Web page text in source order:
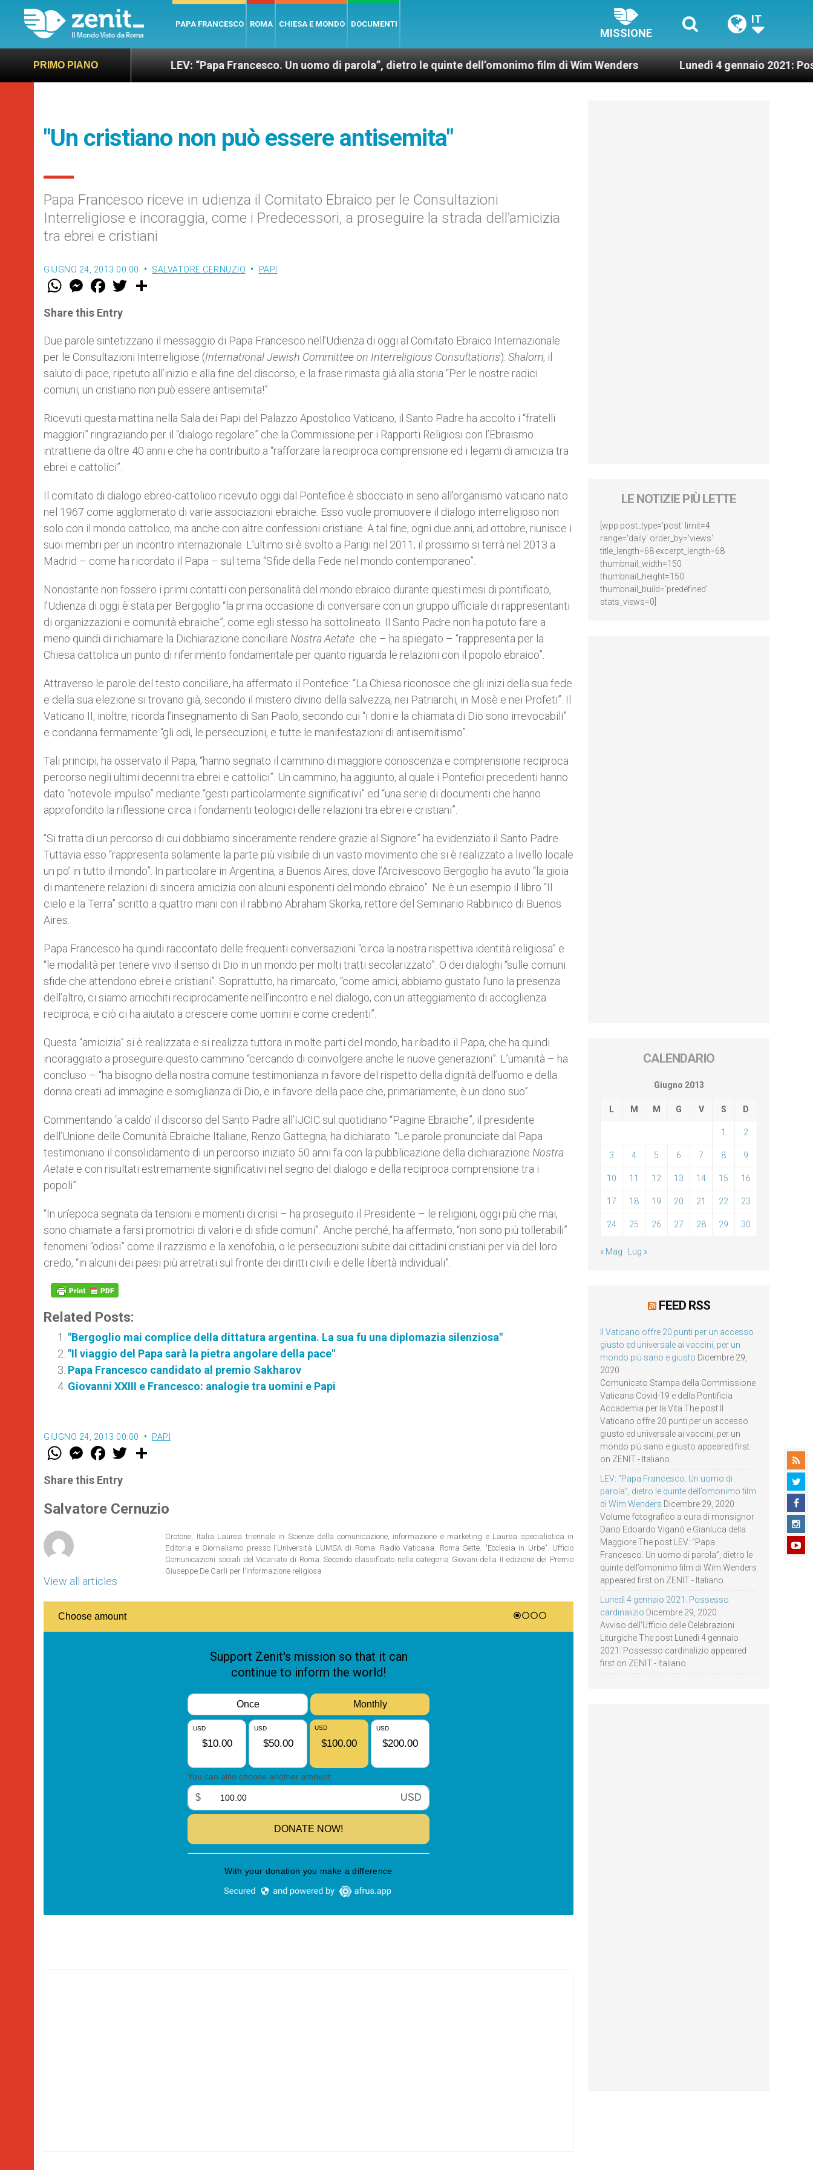
PAPA FRANCESCO ROMA CHIESA E MONDO DOCUMENTI
MISSIONE
IT
PRIMO PIANO
sano e giusto LEV: “Papa Francesco. Un uomo di parola”, dietro le quinte dell’omonimo film di Wim Wenders Lunedì 4 gennaio 2021: Possesso
"Un cristiano non può essere antisemita"
Papa Francesco riceve in udienza il Comitato Ebraico per le Consultazioni
Interreligiose e incoraggia, come i Predecessori, a proseguire la strada dell’amicizia
tra ebrei e cristiani
GIUGNO 24, 2013 00:00 SALVATORE CERNUZIO PAPI
W
t
s
p
p
M
e
s
e
g
e
r
F
a
e
b
o
k
w
r
Share this Entry
Due parole sintetizzano il messaggio di Papa Francesco nell’Udienza di oggi al Comitato Ebraico Internazionale
per le Consultazioni Interreligiose (International Jewish Committee on Interreligious Consultations): Shalom, il
saluto di pace, ripetuto all’inizio e alla fine del discorso, e la frase rimasta già alla storia “Per le nostre radici
comuni, un cristiano non può essere antisemita!”.
Ricevuti questa mattina nella Sala dei Papi del Palazzo Apostolico Vaticano, il Santo Padre ha accolto i “fratelli
maggiori” ringraziando per il “dialogo regolare” che la Commissione per i Rapporti Religiosi con l’Ebraismo
intrattiene da oltre 40 anni e che ha contribuito a “rafforzare la reciproca comprensione ed i legami di amicizia tra
ebrei e cattolici”.
Il comitato di dialogo ebreo-cattolico ricevuto oggi dal Pontefice è sbocciato in seno all’organismo vaticano nato
nel 1967 come agglomerato di varie associazioni ebraiche. Esso vuole promuovere il dialogo interreligioso non
solo con il mondo cattolico, ma anche con altre confessioni cristiane. A tal fine, ogni due anni, ad ottobre, riunisce i
suoi membri per un incontro internazionale. L’ultimo si è svolto a Parigi nel 2011; il prossimo si terrà nel 2013 a
Madrid – come ha ricordato il Papa – sul tema “Sfide della Fede nel mondo contemporaneo”.
Nonostante non fossero i primi contatti con personalità del mondo ebraico durante questi mesi di pontificato,
l’Udienza di oggi è stata per Bergoglio “la prima occasione di conversare con un gruppo ufficiale di rappresentanti
di organizzazioni e comunità ebraiche”, come egli stesso ha sottolineato. Il Santo Padre non ha potuto fare a
meno quindi di richiamare la Dichiarazione conciliare Nostra Aetate che – ha spiegato – “rappresenta per la
Chiesa cattolica un punto di riferimento fondamentale per quanto riguarda le relazioni con il popolo ebraico”.
Attraverso le parole del testo conciliare, ha affermato il Pontefice: “La Chiesa riconosce che gli inizi della sua fede
e della sua elezione si trovano già, secondo il mistero divino della salvezza, nei Patriarchi, in Mosè e nei Profeti”. Il
Vaticano II, inoltre, ricorda l’insegnamento di San Paolo, secondo cui “i doni e la chiamata di Dio sono irrevocabili”
e condanna fermamente “gli odi, le persecuzioni, e tutte le manifestazioni di antisemitismo”.
Tali principi, ha osservato il Papa, “hanno segnato il cammino di maggiore conoscenza e comprensione reciproca
percorso negli ultimi decenni tra ebrei e cattolici”. Un cammino, ha aggiunto, al quale i Pontefici precedenti hanno
dato “notevole impulso” mediante “gesti particolarmente significativi” ed “una serie di documenti che hanno
approfondito la riflessione circa i fondamenti teologici delle relazioni tra ebrei e cristiani”.
“Si tratta di un percorso di cui dobbiamo sinceramente rendere grazie al Signore” ha evidenziato il Santo Padre.
Tuttavia esso “rappresenta solamente la parte più visibile di un vasto movimento che si è realizzato a livello locale
un po’ in tutto il mondo”. In particolare in Argentina, a Buenos Aires, dove l’Arcivescovo Bergoglio ha avuto “la gioia
di mantenere relazioni di sincera amicizia con alcuni esponenti del mondo ebraico”. Ne è un esempio il libro “Il
cielo e la Terra” scritto a quattro mani con il rabbino Abraham Skorka, rettore del Seminario Rabbinico di Buenos
Aires.
Papa Francesco ha quindi raccontato delle frequenti conversazioni “circa la nostra rispettiva identità religiosa” e
“le modalità per tenere vivo il senso di Dio in un mondo per molti tratti secolarizzato”. O dei dialoghi “sulle comuni
sfide che attendono ebrei e cristiani”. Soprattutto, ha rimarcato, “come amici, abbiamo gustato l’uno la presenza
dell’altro, ci siamo arricchiti reciprocamente nell’incontro e nel dialogo, con un atteggiamento di accoglienza
reciproca, e ciò ci ha aiutato a crescere come uomini e come credenti”.
Questa “amicizia” si è realizzata e si realizza tuttora in molte parti del mondo, ha ribadito il Papa, che ha quindi
incoraggiato a proseguire questo cammino “cercando di coinvolgere anche le nuove generazioni”. L’umanità – ha
concluso – “ha bisogno della nostra comune testimonianza in favore del rispetto della dignità dell’uomo e della
donna creati ad immagine e somiglianza di Dio, e in favore della pace che, primariamente, è un dono suo”.
Commentando ‘a caldo’ il discorso del Santo Padre all’IJCIC sul quotidiano “Pagine Ebraiche”, il presidente
dell’Unione delle Comunità Ebraiche Italiane, Renzo Gattegna, ha dichiarato: “Le parole pronunciate dal Papa
testimoniano il consolidamento di un percorso iniziato 50 anni fa con la pubblicazione della dichiarazione Nostra
Aetate e con risultati estremamente significativi nel segno del dialogo e della reciproca comprensione tra i
popoli”.
“In un’epoca segnata da tensioni e momenti di crisi – ha proseguito il Presidente – le religioni, oggi più che mai,
sono chiamate a farsi promotrici di valori e di sfide comuni”. Anche perché, ha affermato, “non sono più tollerabili”
fenomeni “odiosi” come il razzismo e la xenofobia, o le persecuzioni subite dai cittadini cristiani per via del loro
credo, “in alcuni dei paesi più arretrati sul fronte dei diritti civili e delle libertà individuali”.
Related Posts:
"Bergoglio mai complice della dittatura argentina. La sua fu una diplomazia silenziosa"
"Il viaggio del Papa sarà la pietra angolare della pace"
Papa Francesco candidato al premio Sakharov
Giovanni XXIII e Francesco: analogie tra uomini e Papi
GIUGNO 24, 2013 00:00 PAPI
W
t
s
p
p
M
e
s
e
g
e
F
a
e
b
o
k
w
r
Share this Entry
Salvatore Cernuzio
View all articles
Crotone, Italia Laurea triennale in Scienze della comunicazione, informazione e marketing e Laurea specialistica in
Editoria e Giornalismo presso l'Università LUMSA di Roma. Radio Vaticana. Roma Sette. "Ecclesia in Urbe". Ufficio
Comunicazioni sociali del Vicariato di Roma. Secondo classificato nella categoria Giovani della II edizione del Premio
Giuseppe De Carli per l'informazione religiosa
LE NOTIZIE PIÙ LETTE
[wpp post_type='post' limit=4
range='daily' order_by='views'
title_length=68 excerpt_length=68
thumbnail_width=150
thumbnail_height=150
thumbnail_build='predefined'
stats_views=0]
CALENDARIO
Giugno 2013
L M M G V S D
1 2
3 4 5 6 7 8 9
10 11 12 13 14 15 16
17 18 19 20 21 22 23
24 25 26 27 28 29 30
« Mag Lug »
FEED RSS
Il Vaticano offre 20 punti per un accesso
giusto ed universale ai vaccini, per un
mondo più sano e giusto Dicembre 29,
2020
Comunicato Stampa della Commissione
Vaticana Covid-19 e della Pontificia
Accademia per la Vita The post Il
Vaticano offre 20 punti per un accesso
giusto ed universale ai vaccini, per un
mondo più sano e giusto appeared first
on ZENIT - Italiano.
LEV: “Papa Francesco. Un uomo di
parola”, dietro le quinte dell’omonimo film
di Wim Wenders Dicembre 29, 2020
Volume fotografico a cura di monsignor
Dario Edoardo Viganò e Gianluca della
Maggiore The post LEV: “Papa
Francesco. Un uomo di parola”, dietro le
quinte dell’omonimo film di Wim Wenders
appeared first on ZENIT - Italiano.
Lunedì 4 gennaio 2021: Possesso
cardinalizio Dicembre 29, 2020
Avviso dell’Ufficio delle Celebrazioni
Liturgiche The post Lunedì 4 gennaio
2021: Possesso cardinalizio appeared
first on ZENIT - Italiano.